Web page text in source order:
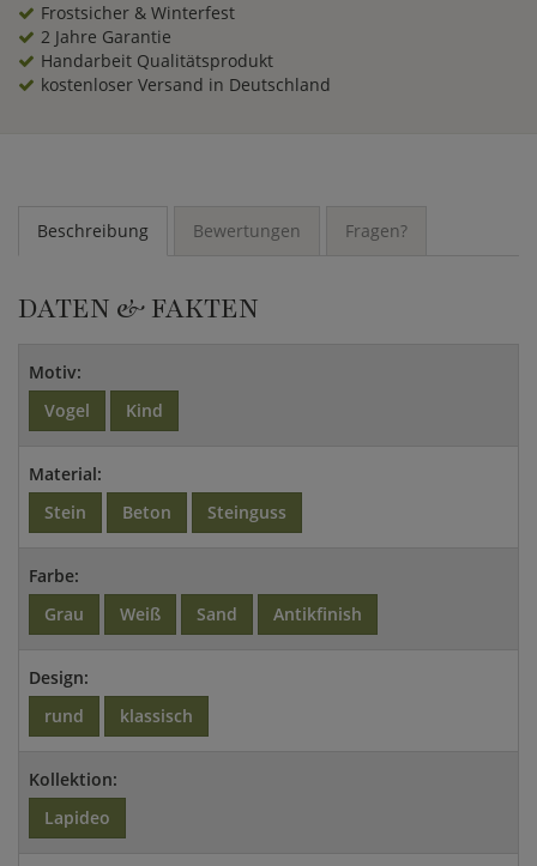
Frostsicher & Winterfest
2 Jahre Garantie
Handarbeit Qualitätsprodukt
kostenloser Versand in Deutschland
Beschreibung Bewertungen Fragen?
DATEN & FAKTEN
Motiv:
Vogel
Kind
Material:
Stein
Beton Steinguss
Farbe:
Grau
Weiß Sand Antikfinish
Design:
rund
klassisch
Kollektion:
Lapideo